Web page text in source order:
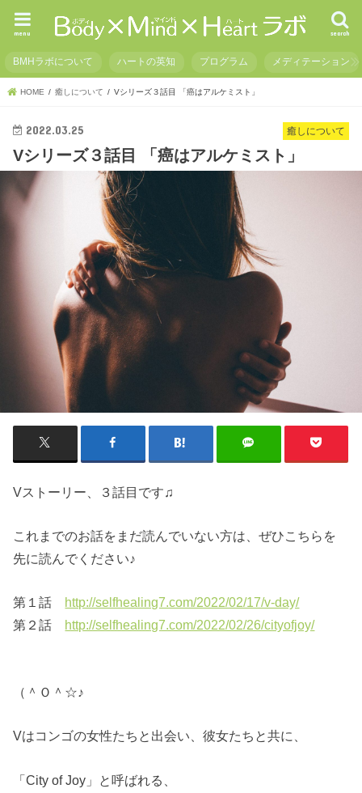
search
menu
BMHラボについて ハートの英知 プログラム メディテーション
HOME 癒しについて Vシリーズ３話目 「癌はアルケミスト」
癒しについて
2022.03.25
Vシリーズ３話目 「癌はアルケミスト」
Vストーリー、３話目です♫
これまでのお話をまだ読んでいない方は、ぜひこちらを
先に読んでください♪
第１話 http://selfhealing7.com/2022/02/17/v-day/
第２話 http://selfhealing7.com/2022/02/26/cityofjoy/
（＾Ｏ＾☆♪
Vはコンゴの女性たちと出会い、彼女たちと共に、
「City of Joy」と呼ばれる、